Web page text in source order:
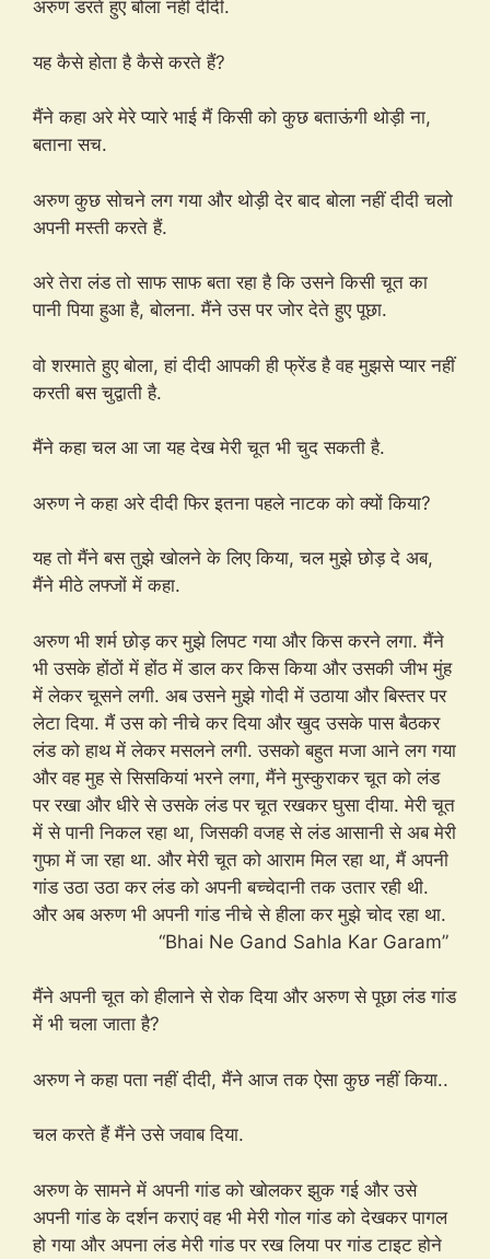
अरुण डरते हुए बोला नहीं दीदी.
यह कैसे होता है कैसे करते हैं?
मैंने कहा अरे मेरे प्यारे भाई मैं किसी को कुछ बताऊंगी थोड़ी ना,
बताना सच.
अरुण कुछ सोचने लग गया और थोड़ी देर बाद बोला नहीं दीदी चलो
अपनी मस्ती करते हैं.
अरे तेरा लंड तो साफ साफ बता रहा है कि उसने किसी चूत का
पानी पिया हुआ है, बोलना. मैंने उस पर जोर देते हुए पूछा.
वो शरमाते हुए बोला, हां दीदी आपकी ही फ्रेंड है वह मुझसे प्यार नहीं
करती बस चुद्वाती है.
मैंने कहा चल आ जा यह देख मेरी चूत भी चुद सकती है.
अरुण ने कहा अरे दीदी फिर इतना पहले नाटक को क्यों किया?
यह तो मैंने बस तुझे खोलने के लिए किया, चल मुझे छोड़ दे अब,
मैंने मीठे लफ्जों में कहा.
अरुण भी शर्म छोड़ कर मुझे लिपट गया और किस करने लगा. मैंने
भी उसके होंठों में होंठ में डाल कर किस किया और उसकी जीभ मुंह
में लेकर चूसने लगी. अब उसने मुझे गोदी में उठाया और बिस्तर पर
लेटा दिया. मैं उस को नीचे कर दिया और खुद उसके पास बैठकर
लंड को हाथ में लेकर मसलने लगी. उसको बहुत मजा आने लग गया
और वह मुह से सिसकियां भरने लगा, मैंने मुस्कुराकर चूत को लंड
पर रखा और धीरे से उसके लंड पर चूत रखकर घुसा दीया. मेरी चूत
में से पानी निकल रहा था, जिसकी वजह से लंड आसानी से अब मेरी
गुफा में जा रहा था. और मेरी चूत को आराम मिल रहा था, मैं अपनी
गांड उठा उठा कर लंड को अपनी बच्चेदानी तक उतार रही थी.
और अब अरुण भी अपनी गांड नीचे से हीला कर मुझे चोद रहा था.
“Bhai Ne Gand Sahla Kar Garam”
मैंने अपनी चूत को हीलाने से रोक दिया और अरुण से पूछा लंड गांड
में भी चला जाता है?
अरुण ने कहा पता नहीं दीदी, मैंने आज तक ऐसा कुछ नहीं किया..
चल करते हैं मैंने उसे जवाब दिया.
अरुण के सामने में अपनी गांड को खोलकर झुक गई और उसे
अपनी गांड के दर्शन कराएं वह भी मेरी गोल गांड को देखकर पागल
हो गया और अपना लंड मेरी गांड पर रख लिया पर गांड टाइट होने